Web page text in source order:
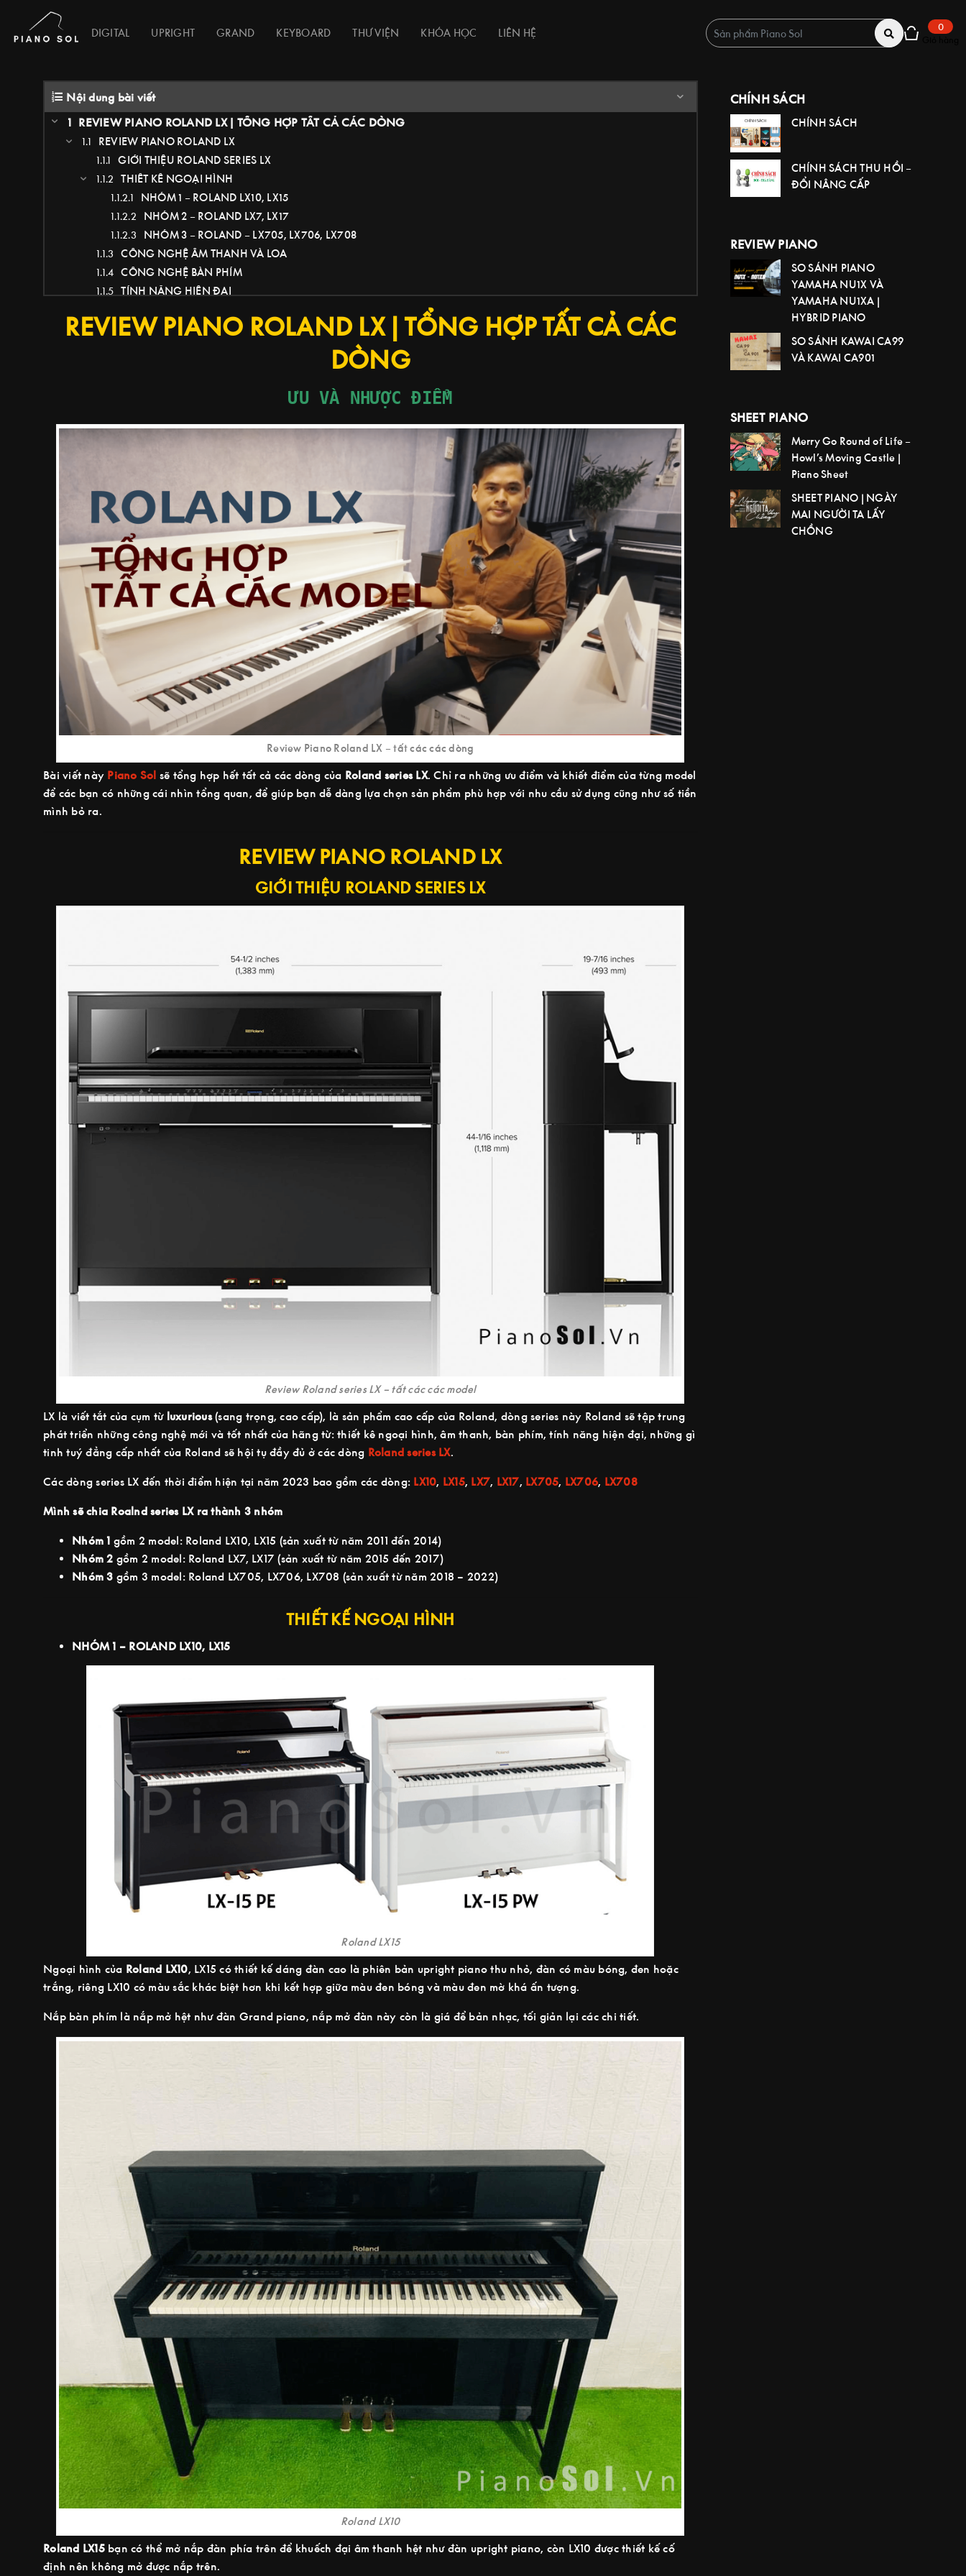
DIGITAL UPRIGHT GRAND KEYBOARD THƯ VIỆN KHÓA HỌC LIÊN HỆ 0
Nội dung bài viết
REVIEW PIANO ROLAND LX | TỔNG HỢP TẤT CẢ CÁC DÒNG
REVIEW PIANO ROLAND LX
GIỚI THIỆU ROLAND SERIES LX
THIẾT KẾ NGOẠI HÌNH
NHÓM 1 – ROLAND LX10, LX15
NHÓM 2 – ROLAND LX7, LX17
NHÓM 3 – ROLAND – LX705, LX706, LX708
CÔNG NGHỆ ÂM THANH VÀ LOA
CÔNG NGHỆ BÀN PHÍM
TÍNH NĂNG HIỆN ĐẠI
REVIEW PIANO ROLAND LX | TỔNG HỢP TẤT CẢ CÁC
DÒNG
ƯU VÀ NHƯỢC ĐIỂM
Review Piano Roland LX – tất các các dòng
Bài viết này Piano Sol sẽ tổng hợp hết tất cả các dòng của Roland series LX. Chỉ ra những ưu điểm và khiết điểm của từng model
để các bạn có những cái nhìn tổng quan, để giúp bạn dễ dàng lựa chọn sản phẩm phù hợp với nhu cầu sử dụng cũng như số tiền
mình bỏ ra.
REVIEW PIANO ROLAND LX
GIỚI THIỆU ROLAND SERIES LX
Review Roland series LX – tất các các model
LX là viết tắt của cụm từ luxurious(sang trọng, cao cấp), là sản phẩm cao cấp của Roland, dòng series này Roland sẽ tập trung
phát triển những công nghệ mới và tốt nhất của hãng từ: thiết kê ngoại hình, âm thanh, bàn phím, tính năng hiện đại, những gì
tinh tuý đẳng cấp nhất của Roland sẽ hội tụ đầy đủ ở các dòng Roland series LX.
Các dòng series LX đến thời điểm hiện tại năm 2023 bao gồm các dòng: LX10, LX15, LX7, LX17, LX705, LX706, LX708
Mình sẽ chia Roalnd series LX ra thành 3 nhóm
Nhóm 1 gồm 2 model: Roland LX10, LX15 (sản xuất từ năm 2011 đến 2014)
Nhóm 2 gồm 2 model: Roland LX7, LX17 (sản xuất từ năm 2015 đến 2017)
Nhóm 3 gồm 3 model: Roland LX705, LX706, LX708 (sản xuất từ năm 2018 – 2022)
THIẾT KẾ NGOẠI HÌNH
NHÓM 1 – ROLAND LX10, LX15
Roland LX15
Ngoại hình của Roland LX10, LX15 có thiết kế dáng đàn cao là phiên bản upright piano thu nhỏ, đàn có màu bóng, đen hoặc
trắng, riêng LX10 có màu sắc khác biệt hơn khi kết hợp giữa màu đen bóng và màu đen mờ khá ấn tượng.
Nắp bàn phím là nắp mở hệt như đàn Grand piano, nắp mở đàn này còn là giá để bản nhạc, tối giản lại các chi tiết.
Roland LX10
Roland LX15bạn có thể mở nắp đàn phía trên để khuếch đại âm thanh hệt như đàn upright piano, còn LX10 được thiết kế cố
định nên không mở được nắp trên.
CHÍNH SÁCH
CHÍNH SÁCH
CHÍNH SÁCH THU HỒI –
ĐỔI NÂNG CẤP
REVIEW PIANO
SO SÁNH PIANO
YAMAHA NU1X VÀ
YAMAHA NU1XA |
HYBRID PIANO
SO SÁNH KAWAI CA99
VÀ KAWAI CA901
SHEET PIANO
Merry Go Round of Life –
Howl’s Moving Castle |
Piano Sheet
SHEET PIANO | NGÀY
MAI NGƯỜI TA LẤY
CHỒNG